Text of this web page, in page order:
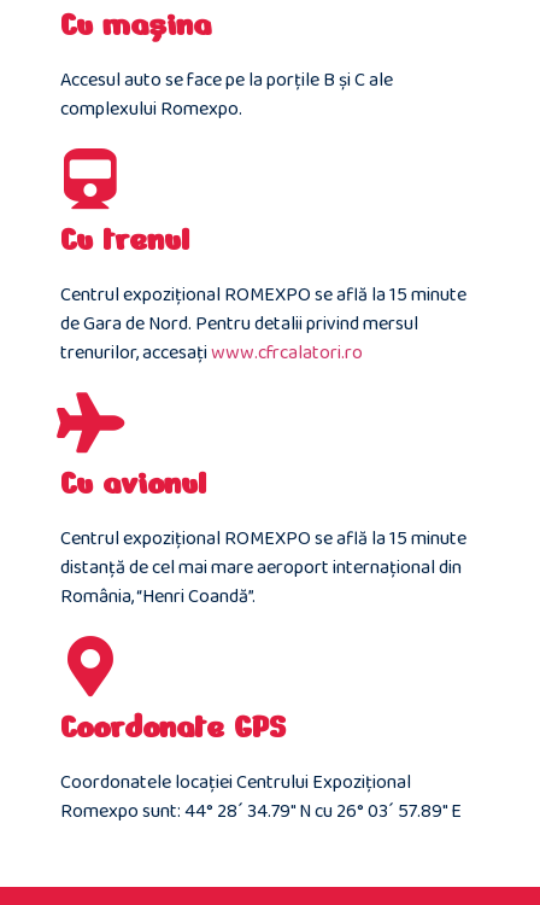
Cu maşina
Accesul auto se face pe la porţile B şi C ale
complexului Romexpo.
Cu trenul
Centrul expoziţional ROMEXPO se află la 15 minute
de Gara de Nord. Pentru detalii privind mersul
trenurilor, accesaţiwww.cfrcalatori.ro
Cu avionul
Centrul expoziţional ROMEXPO se află la 15 minute
distanţă de cel mai mare aeroport internaţional din
România, “Henri Coandă”.
Coordonate GPS
Coordonatele locaţiei Centrului Expoziţional
Romexpo sunt: 44° 28´ 34.79″ N cu 26° 03´ 57.89″ E​